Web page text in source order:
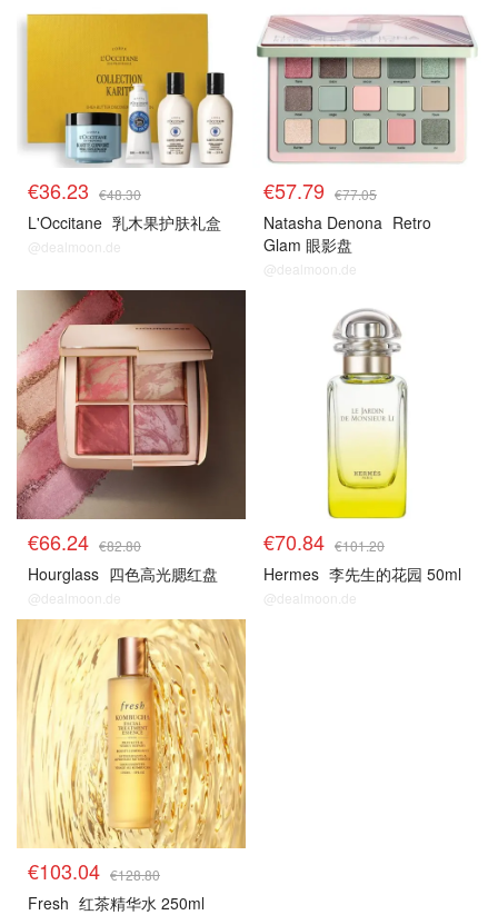
€36.23 €48.30
L'Occitane 乳木果护肤礼盒
@dealmoon.de
€57.79 €77.05
Natasha Denona Retro
Glam 眼影盘
@dealmoon.de
€66.24 €82.80
Hourglass 四色高光腮红盘
@dealmoon.de
€70.84 €101.20
Hermes 李先生的花园 50ml
@dealmoon.de
€103.04 €128.80
Fresh 红茶精华水 250ml